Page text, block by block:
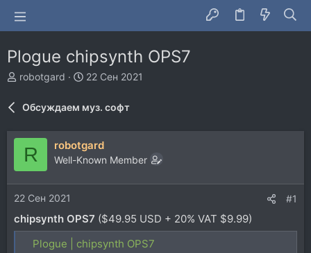
Plogue chipsynth OPS7
А
т
р
т
robotgard
Д
а
н
а
ч
22 Сен 2021
Обсуждаем муз. софт
R robotgard
Well-Known Member
22 Сен 2021 #1
chipsynth OPS7 ($49.95 USD + 20% VAT $9.99)
Plogue | chipsynth OPS7